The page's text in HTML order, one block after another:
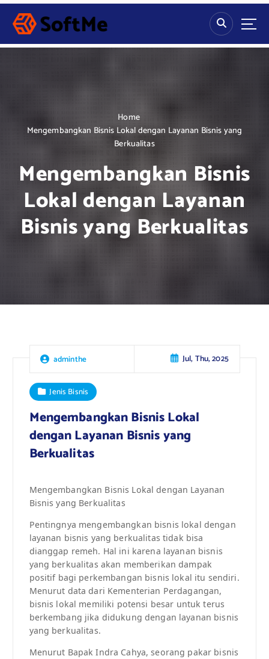
S
p
Home
Mengembangkan Bisnis Lokal dengan Layanan Bisnis yang
Berkualitas
Mengembangkan Bisnis
Lokal dengan Layanan
Bisnis yang Berkualitas
adminthe Jul, Thu, 2025
Jenis Bisnis
Mengembangkan Bisnis Lokal
dengan Layanan Bisnis yang
Berkualitas
Mengembangkan Bisnis Lokal dengan Layanan
Bisnis yang Berkualitas
Pentingnya mengembangkan bisnis lokal dengan
layanan bisnis yang berkualitas tidak bisa
dianggap remeh. Hal ini karena layanan bisnis
yang berkualitas akan memberikan dampak
positif bagi perkembangan bisnis lokal itu sendiri.
Menurut data dari Kementerian Perdagangan,
bisnis lokal memiliki potensi besar untuk terus
berkembang jika didukung dengan layanan bisnis
yang berkualitas.
Menurut Bapak Indra Cahya, seorang pakar bisnis